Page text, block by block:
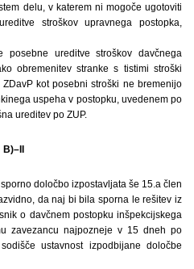
delu, v katerem ni mogoče ugotoviti
stroškov upravnega postopka,
ureditve stroškov davčnega
obremenitev stranke s tistimi stroški
kot posebni stroški ne bremenijo
uspeha v postopku, uvedenem po
ureditev po ZUP.
B)–II
določbo izpostavljata še 15.a člen
da naj bi bila sporna le rešitev iz
o davčnem postopku inšpekcijskega
zavezancu najpozneje v 15 dneh po
ustavnost izpodbijane določbe